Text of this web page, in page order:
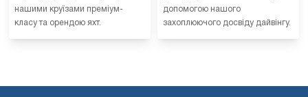
нашими круїзами преміум-
класу та орендою яхт.
допомогою нашого
захоплюючого досвіду дайвінгу.